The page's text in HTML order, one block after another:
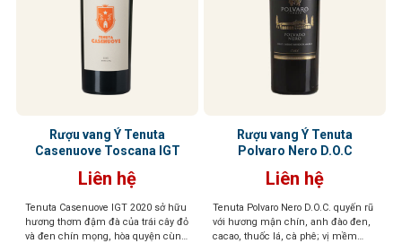
Rượu vang Ý Tenuta
Casenuove Toscana IGT
Liên hệ
Tenuta Casenuove IGT 2020 sở hữu
hương thơm đậm đà của trái cây đỏ
và đen chín mọng, hòa quyện cùng
Rượu vang Ý Tenuta
Polvaro Nero D.O.C
Liên hệ
Tenuta Polvaro Nero D.O.C. quyến rũ
với hương mận chín, anh đào đen,
cacao, thuốc lá, cà phê; vị mềm